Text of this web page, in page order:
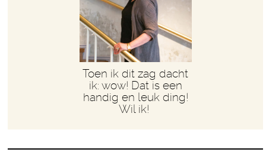
Toen ik dit zag dacht
ik: wow! Dat is een
handig en leuk ding!
Wil ik!